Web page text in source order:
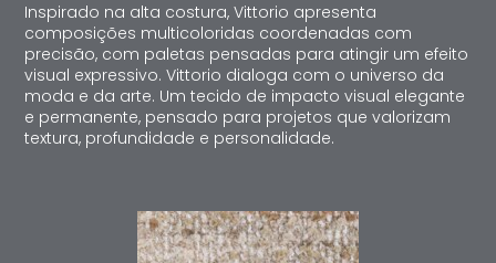
Inspirado na alta costura, Vittorio apresenta
composições multicoloridas coordenadas com
precisão, com paletas pensadas para atingir um efeito
visual expressivo. Vittorio dialoga com o universo da
moda e da arte. Um tecido de impacto visual elegante
e permanente, pensado para projetos que valorizam
textura, profundidade e personalidade.